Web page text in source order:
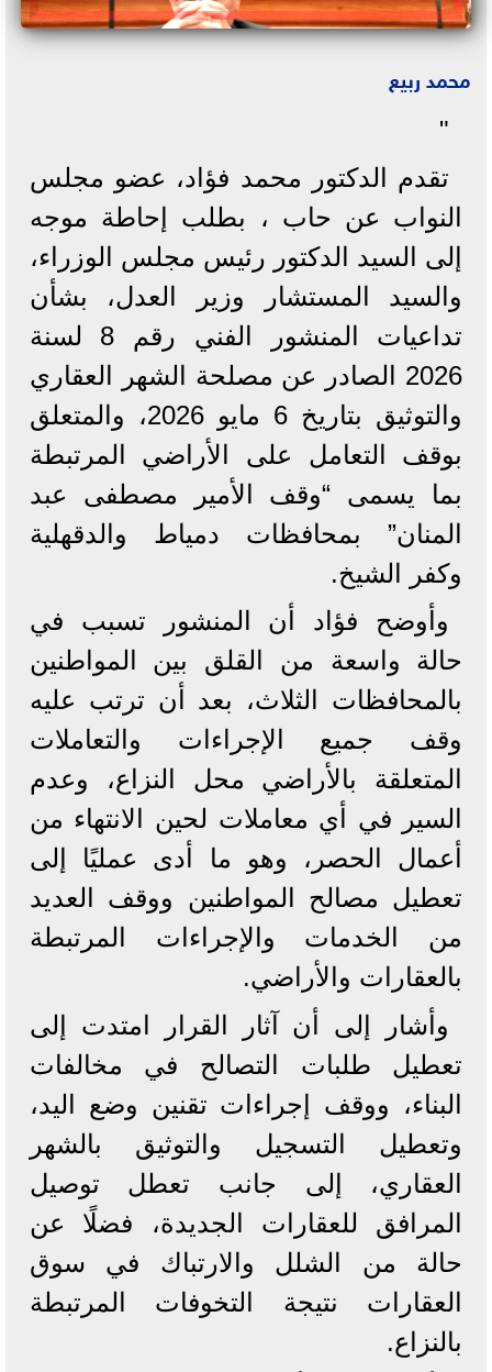
محمد ربيع
"
تقدم الدكتور محمد فؤاد، عضو مجلس
النواب عن حاب ، بطلب إحاطة موجه
إلى السيد الدكتور رئيس مجلس الوزراء،
والسيد المستشار وزير العدل، بشأن
تداعيات المنشور الفني رقم 8 لسنة
2026 الصادر عن مصلحة الشهر العقاري
والتوثيق بتاريخ 6 مايو 2026، والمتعلق
بوقف التعامل على الأراضي المرتبطة
بما يسمى “وقف الأمير مصطفى عبد
المنان” بمحافظات دمياط والدقهلية
وكفر الشيخ.
وأوضح فؤاد أن المنشور تسبب في
حالة واسعة من القلق بين المواطنين
بالمحافظات الثلاث، بعد أن ترتب عليه
وقف جميع الإجراءات والتعاملات
المتعلقة بالأراضي محل النزاع، وعدم
السير في أي معاملات لحين الانتهاء من
أعمال الحصر، وهو ما أدى عمليًا إلى
تعطيل مصالح المواطنين ووقف العديد
من الخدمات والإجراءات المرتبطة
بالعقارات والأراضي.
وأشار إلى أن آثار القرار امتدت إلى
تعطيل طلبات التصالح في مخالفات
البناء، ووقف إجراءات تقنين وضع اليد،
وتعطيل التسجيل والتوثيق بالشهر
العقاري، إلى جانب تعطل توصيل
المرافق للعقارات الجديدة، فضلًا عن
حالة من الشلل والارتباك في سوق
العقارات نتيجة التخوفات المرتبطة
بالنزاع.